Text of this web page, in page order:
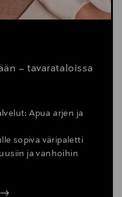
– tavarataloissa
Apua arjen ja
sopiva väripaletti
ja vanhoihin